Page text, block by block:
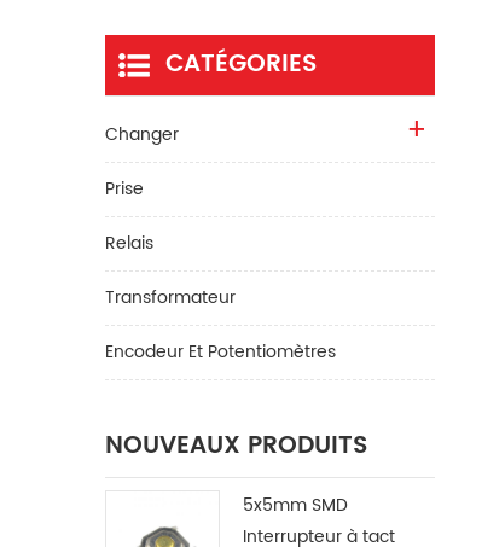
CATÉGORIES
Changer
Prise
Relais
Transformateur
Encodeur Et Potentiomètres
NOUVEAUX PRODUITS
5x5mm SMD
Interrupteur à tact